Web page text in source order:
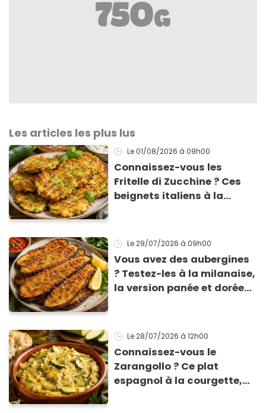
Les articles les plus lus
Le 01/08/2026 à 09h00
Connaissez-vous les
Fritelle di Zucchine ? Ces
beignets italiens à la
Le 29/07/2026 à 09h00
Vous avez des aubergines
? Testez-les à la milanaise,
la version panée et dorée
Le 28/07/2026 à 12h00
Connaissez-vous le
Zarangollo ? Ce plat
espagnol à la courgette,